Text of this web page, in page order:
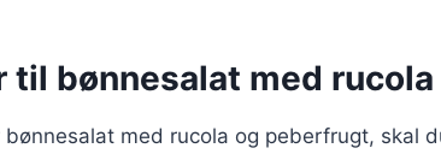
til bønnesalat med
med rucola og peberfrugt, skal